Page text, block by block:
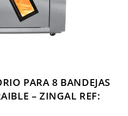
PARA 8 BANDEJAS
– ZINGAL REF: